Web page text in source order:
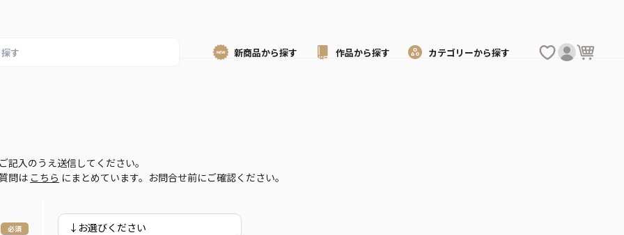
新商品から探す 作品から探す カテゴリーから探す
入のうえ送信してください。
問は こちら にまとめています。お問合せ前にご確認ください。